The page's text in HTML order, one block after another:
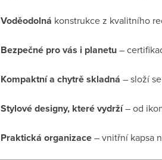
Voděodolná konstrukce z kvalitního
Bezpečné pro vás i planetu–
Kompaktní a chytrě skladná – složí
Stylové designy, které vydrží– od
Praktická organizace– vnitřní kapsa